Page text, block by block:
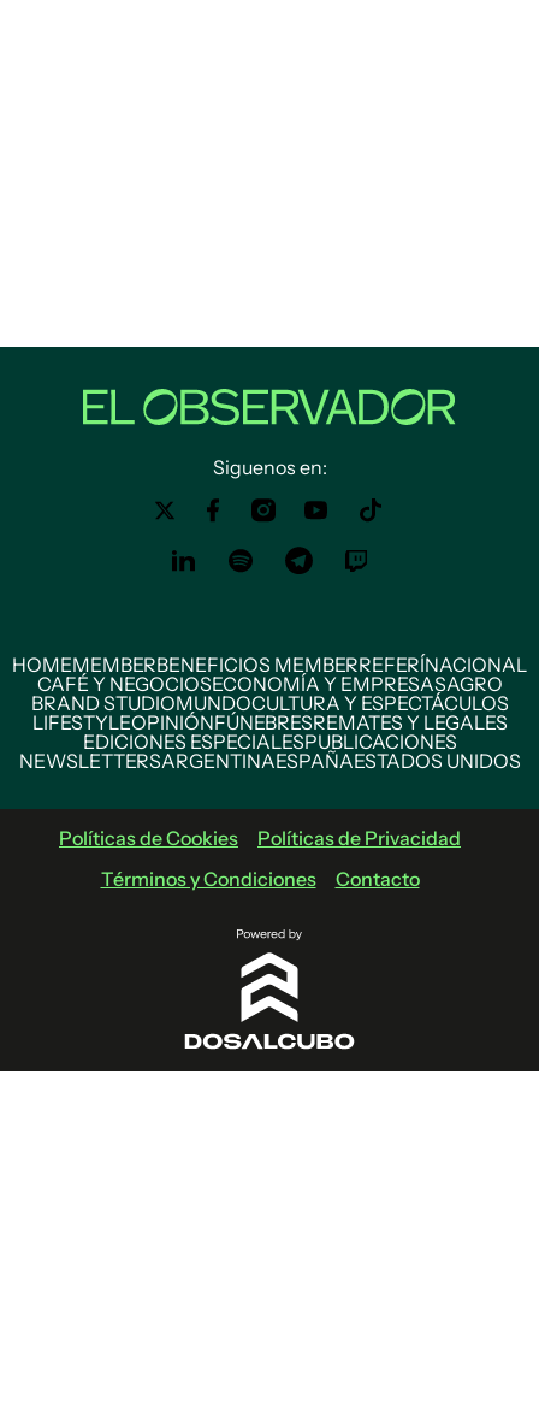
Siguenos en:
HOMEMEMBERBENEFICIOS MEMBERREFERÍNACIONAL
CAFÉ Y NEGOCIOSECONOMÍA Y EMPRESASAGRO
BRAND STUDIOMUNDOCULTURA Y ESPECTÁCULOS
LIFESTYLEOPINIÓNFÚNEBRESREMATES Y LEGALES
EDICIONES ESPECIALESPUBLICACIONES
NEWSLETTERSARGENTINAESPAÑAESTADOS UNIDOS
Políticas de Cookies
Políticas de Privacidad
Términos y Condiciones
Contacto